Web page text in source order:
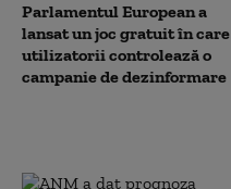
Parlamentul European a
lansat un joc gratuit în care
utilizatorii controlează o
campanie de dezinformare